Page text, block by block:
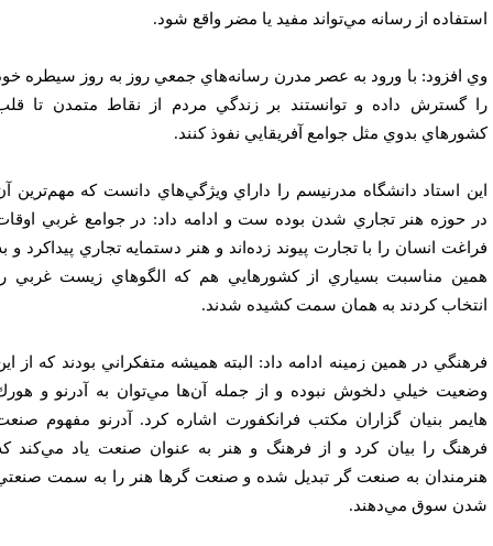
از رسانه مي‌تواند مفيد يا مضر واقع شود.
افزود: با ورود به عصر مدرن رسانه‌هاي جمعي روز به روز سيطره خود
گسترش داده و توانستند بر زندگي مردم از نقاط متمدن تا قلب
بدوي مثل جوامع آفريقايي نفوذ كنند.
استاد دانشگاه مدرنيسم را داراي ويژگي‌هاي دانست كه مهم‌ترين آن
حوزه هنر تجاري شدن بوده ست و ادامه داد: در جوامع غربي اوقات
انسان را با تجارت پيوند زده‌اند و هنر دستمايه تجاري پيداكرد و به
مناسبت بسياري از كشورهايي هم كه الگوهاي زيست غربي را
كردند به همان سمت كشيده شدند.
در همين زمينه ادامه داد: البته هميشه متفكراني بودند كه از اين
خيلي دلخوش نبوده و از جمله آن‌ها مي‌توان به آدرنو و هورك
بنيان گزاران مكتب فرانكفورت اشاره كرد. آدرنو مفهوم صنعت
را بيان كرد و از فرهنگ و هنر به عنوان صنعت ياد مي‌كند كه
به صنعت گر تبديل شده و صنعت گرها هنر را به سمت صنعتي
سوق مي‌دهند.